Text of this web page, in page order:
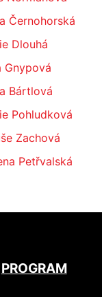
Černohorská
Dlouhá
Gnypová
Bártlová
Pohludková
Zachová
Petřvalská
PROGRAM